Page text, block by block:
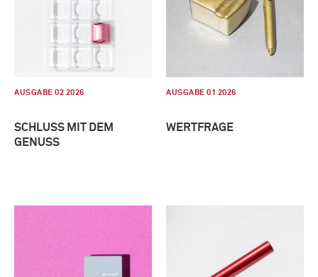
AUSGABE 02 2026
SCHLUSS MIT DEM
GENUSS
AUSGABE 01 2026
WERTFRAGE